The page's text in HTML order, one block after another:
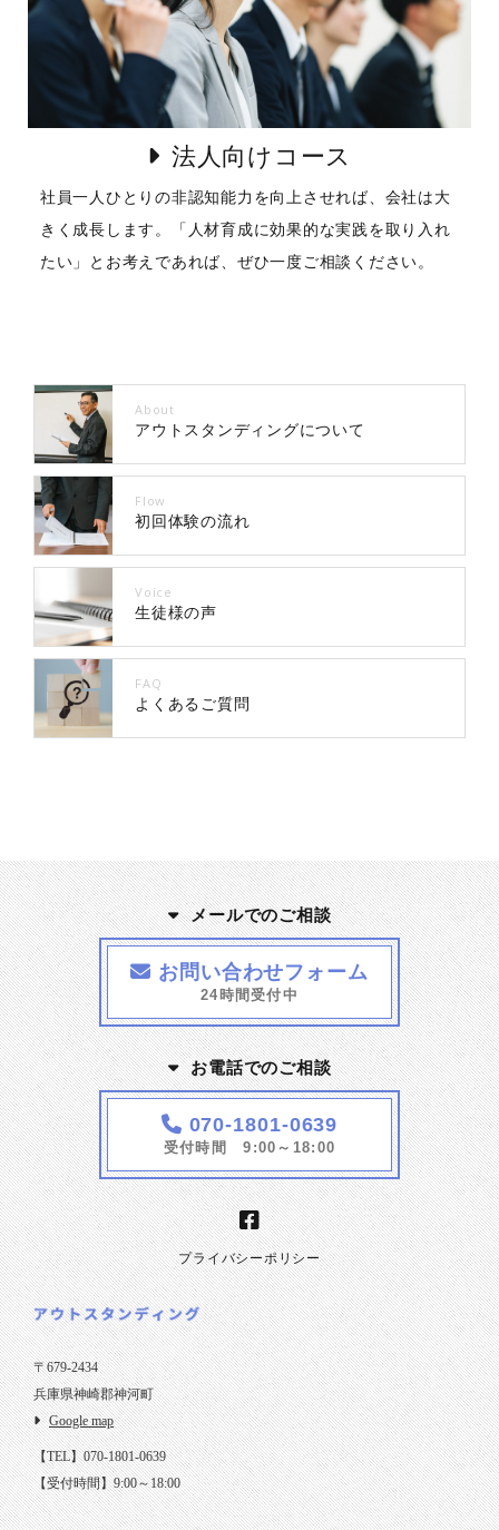
法人向けコース
社員一人ひとりの非認知能力を向上させれば、会社は大
きく成長します。「人材育成に効果的な実践を取り入れ
たい」とお考えであれば、ぜひ一度ご相談ください。
About
アウトスタンディングについて
Flow
初回体験の流れ
Voice
生徒様の声
FAQ
よくあるご質問
メールでのご相談
お問い合わせフォーム
24時間受付中
お電話でのご相談
070-1801-0639
受付時間 9:00～18:00
プライバシーポリシー
〒679-2434
兵庫県神崎郡神河町
Google map
【TEL】070-1801-0639
【受付時間】9:00～18:00